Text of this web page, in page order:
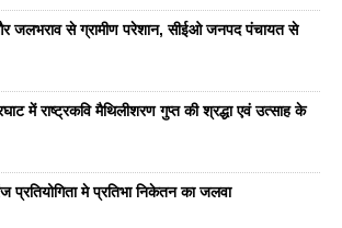
जलभराव से ग्रामीण परेशान, सीईओ जनपद पंचायत से
में राष्ट्रकवि मैथिलीशरण गुप्त की श्रद्धा एवं उत्साह के
प्रतियोगिता मे प्रतिभा निकेतन का जलवा